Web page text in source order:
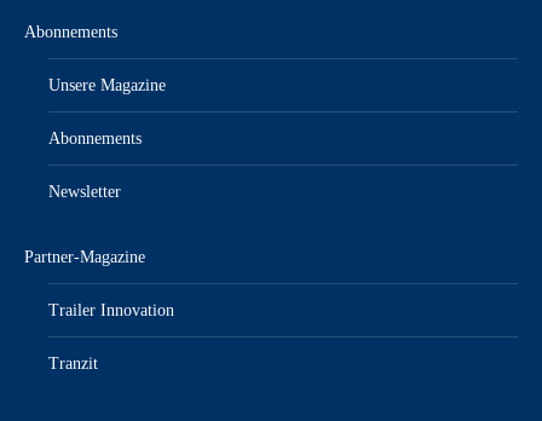
Abonnements
Unsere Magazine
Abonnements
Newsletter
Partner-Magazine
Trailer Innovation
Tranzit